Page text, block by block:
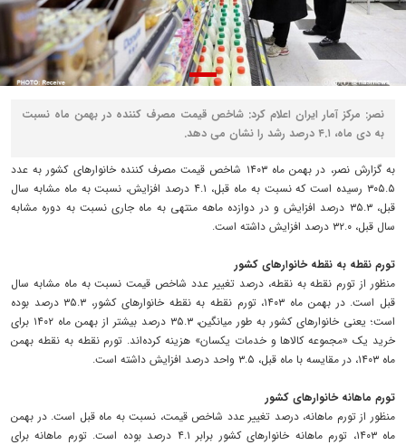
نصر: مرکز آمار ایران اعلام کرد: شاخص قیمت مصرف کننده در بهمن ماه نسبت
به دی ماه، ۴.۱ درصد رشد را نشان می دهد.
به گزارش نصر، در بهمن ماه ۱۴۰۳ شاخص قیمت مصرف کننده خانوارهای کشور به عدد
۳۰۵.۵ رسیده است که نسبت به ماه قبل، ۴.۱ درصد افزایش، نسبت به ماه مشابه سال
قبل، ۳۵.۳ درصد افزایش و در دوازده ماهه منتهی به ماه جاری نسبت به دوره مشابه
سال قبل، ۳۲.۰ درصد افزایش داشته است.
تورم نقطه به نقطه خانوارهای کشور
منظور از تورم نقطه به نقطه، درصد تغییر عدد شاخص قیمت نسبت به ماه مشابه سال
قبل است. در بهمن ماه ۱۴۰۳، تورم نقطه به نقطه خانوارهای کشور، ۳۵.۳ درصد بوده
است؛ یعنی خانوارهای کشور به طور میانگین، ۳۵.۳ درصد بیشتر از بهمن ماه ۱۴۰۲ برای
خرید یک «مجموعه کالاها و خدمات یکسان» هزینه کرده‌اند. تورم نقطه به نقطه بهمن
ماه ۱۴۰۳، در مقایسه با ماه قبل، ۳.۵ واحد درصد افزایش داشته است.
تورم ماهانه خانوارهای کشور
منظور از تورم ماهانه، درصد تغییر عدد شاخص قیمت، نسبت به ماه قبل است. در بهمن
ماه ۱۴۰۳، تورم ماهانه خانوارهای کشور برابر ۴.۱ درصد بوده است. تورم ماهانه برای